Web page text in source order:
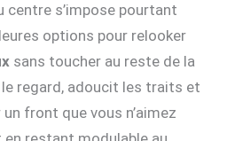
centre s’impose pourtant
options pour relooker
sans toucher au reste de la
le regard, adoucit les traits et
front que vous n’aimez